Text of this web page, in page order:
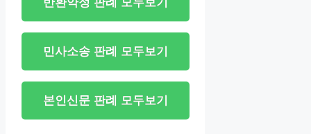
민사소송 판례 모두보기
본인신문 판례 모두보기